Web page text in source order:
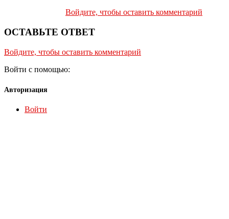
Войдите, чтобы оставить комментарий
ОСТАВЬТЕ ОТВЕТ
Войдите, чтобы оставить комментарий
Войти с помощью:
Авторизация
Войти